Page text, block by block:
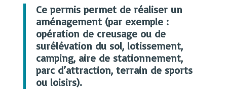
Ce permis permet de réaliser un
aménagement (par exemple :
opération de creusage ou de
surélévation du sol, lotissement,
camping, aire de stationnement,
parc d’attraction, terrain de sports
ou loisirs).